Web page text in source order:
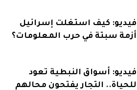
فيديو: كيف استغلت إسرائيل
أزمة سبتة في حرب المعلومات؟
فيديو: أسواق النبطية تعود
للحياة.. التجار يفتحون محالهم